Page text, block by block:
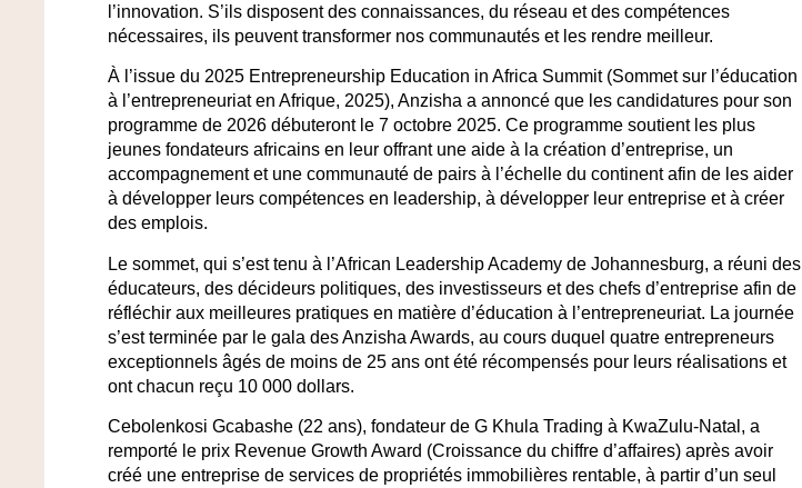
l’innovation. S’ils disposent des connaissances, du réseau et des compétences
nécessaires, ils peuvent transformer nos communautés et les rendre meilleur.
À l’issue du 2025 Entrepreneurship Education in Africa Summit (Sommet sur l’éducation
à l’entrepreneuriat en Afrique, 2025), Anzisha a annoncé que les candidatures pour son
programme de 2026 débuteront le 7 octobre 2025. Ce programme soutient les plus
jeunes fondateurs africains en leur offrant une aide à la création d’entreprise, un
accompagnement et une communauté de pairs à l’échelle du continent afin de les aider
à développer leurs compétences en leadership, à développer leur entreprise et à créer
des emplois.
Le sommet, qui s’est tenu à l’African Leadership Academy de Johannesburg, a réuni des
éducateurs, des décideurs politiques, des investisseurs et des chefs d’entreprise afin de
réfléchir aux meilleures pratiques en matière d’éducation à l’entrepreneuriat. La journée
s’est terminée par le gala des Anzisha Awards, au cours duquel quatre entrepreneurs
exceptionnels âgés de moins de 25 ans ont été récompensés pour leurs réalisations et
ont chacun reçu 10 000 dollars.
Cebolenkosi Gcabashe (22 ans), fondateur de G Khula Trading à KwaZulu-Natal, a
remporté le prix Revenue Growth Award (Croissance du chiffre d’affaires) après avoir
créé une entreprise de services de propriétés immobilières rentable, à partir d’un seul